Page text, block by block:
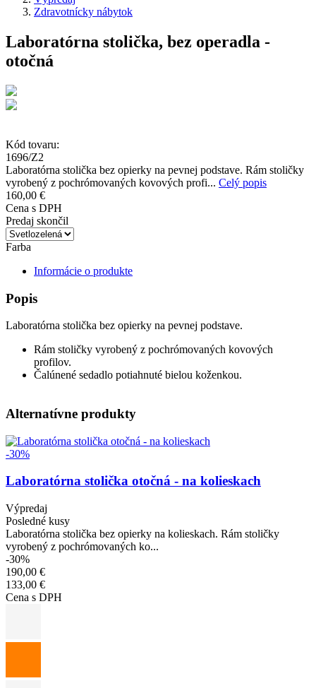
Zdravotnícky nábytok
Laboratórna stolička, bez operadla -
otočná
Kód tovaru:
1696/Z2
Laboratórna stolička bez opierky na pevnej podstave. Rám stoličky
vyrobený z pochrómovaných kovových profi... Celý popis
160,00 €
Cena s DPH
Predaj skončil
Farba
Informácie o produkte
Popis
Laboratórna stolička bez opierky na pevnej podstave.
Rám stoličky vyrobený z pochrómovaných kovových
profilov.
Čalúnené sedadlo potiahnuté bielou koženkou.
Alternatívne produkty
Obrázok
-30%
Laboratórna stolička otočná - na kolieskach
Výpredaj
Posledné kusy
Laboratórna stolička bez opierky na kolieskach. Rám stoličky
vyrobený z pochrómovaných ko...
-30%
190,00 €
133,00 €
Cena s DPH